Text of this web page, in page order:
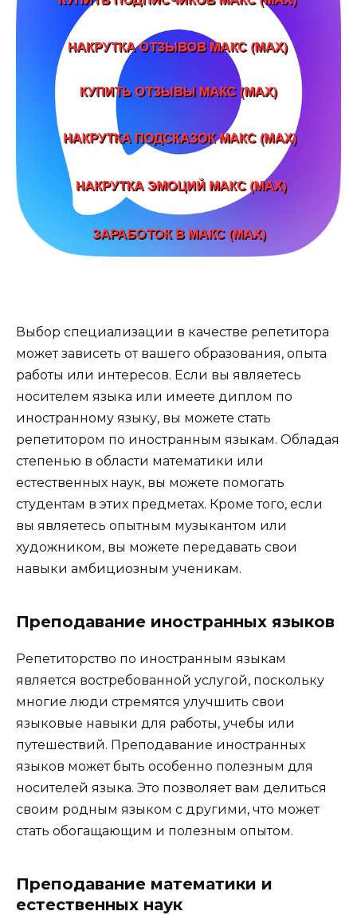
Выбор специализации в качестве репетитора
может зависеть от вашего образования, опыта
работы или интересов. Если вы являетесь
носителем языка или имеете диплом по
иностранному языку, вы можете стать
репетитором по иностранным языкам. Обладая
степенью в области математики или
естественных наук, вы можете помогать
студентам в этих предметах. Кроме того, если
вы являетесь опытным музыкантом или
художником, вы можете передавать свои
навыки амбициозным ученикам.
Преподавание иностранных языков
Репетиторство по иностранным языкам
является востребованной услугой, поскольку
многие люди стремятся улучшить свои
языковые навыки для работы, учебы или
путешествий. Преподавание иностранных
языков может быть особенно полезным для
носителей языка. Это позволяет вам делиться
своим родным языком с другими, что может
стать обогащающим и полезным опытом.
Преподавание математики и
естественных наук